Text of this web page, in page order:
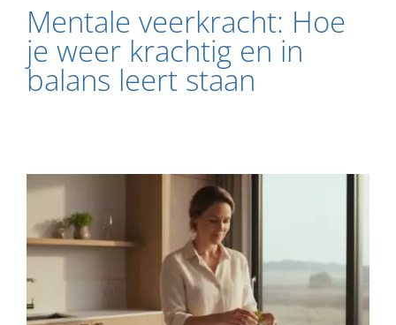
Mentale veerkracht: Hoe
je weer krachtig en in
balans leert staan